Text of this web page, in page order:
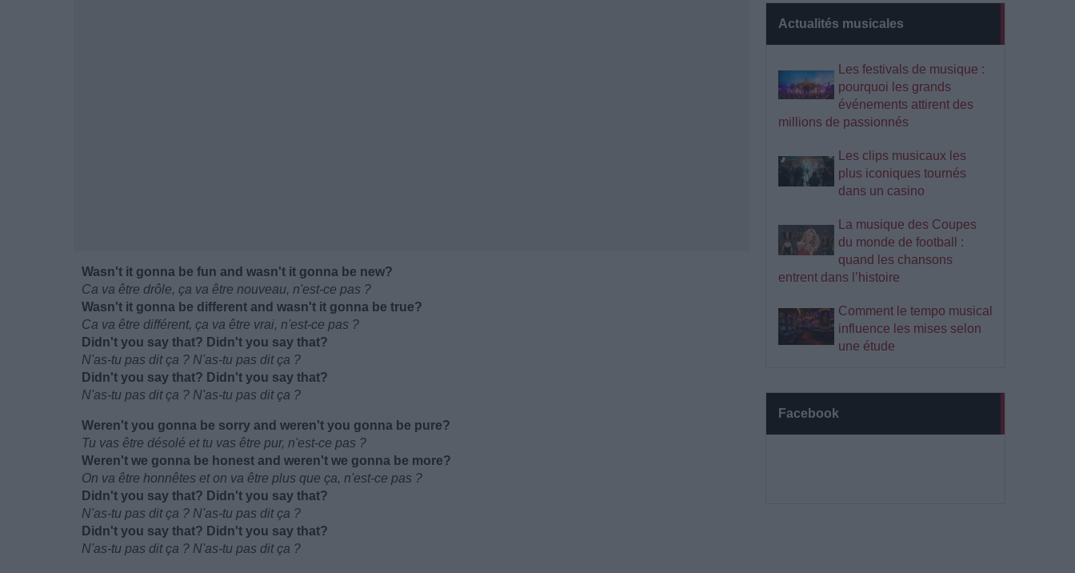
Actualités musicales
Les festivals de musique :
pourquoi les grands
événements attirent des
millions de passionnés
Les clips musicaux les
plus iconiques tournés
dans un casino
La musique des Coupes
du monde de football :
quand les chansons
entrent dans l’histoire
Comment le tempo musical
influence les mises selon
une étude
Facebook
Wasn't it gonna be fun and wasn't it gonna be new?
Ca va être drôle, ça va être nouveau, n'est-ce pas ?
Wasn't it gonna be different and wasn't it gonna be true?
Ca va être différent, ça va être vrai, n'est-ce pas ?
Didn't you say that? Didn't you say that?
N'as-tu pas dit ça ? N'as-tu pas dit ça ?
Didn't you say that? Didn't you say that?
N'as-tu pas dit ça ? N'as-tu pas dit ça ?
Weren't you gonna be sorry and weren't you gonna be pure?
Tu vas être désolé et tu vas être pur, n'est-ce pas ?
Weren't we gonna be honest and weren't we gonna be more?
On va être honnêtes et on va être plus que ça, n'est-ce pas ?
Didn't you say that? Didn't you say that?
N'as-tu pas dit ça ? N'as-tu pas dit ça ?
Didn't you say that? Didn't you say that?
N'as-tu pas dit ça ? N'as-tu pas dit ça ?